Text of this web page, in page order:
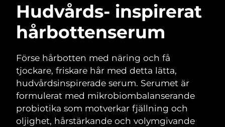
Hudvårds- inspirerat
hårbottenserum
Förse hårbotten med näring och få
tjockare, friskare hår med detta lätta,
hudvårdsinspirerade serum. Serumet är
formulerat med mikrobiombalanserande
probiotika som motverkar fjällning och
oljighet, hårstärkande och volymgivande